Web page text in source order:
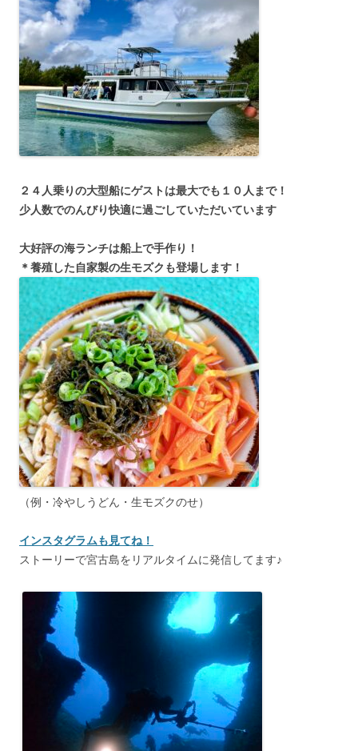
２４人乗りの大型船にゲストは最大でも１０人まで！
少人数でのんびり快適に過ごしていただいています
大好評の海ランチは船上で手作り！
＊養殖した自家製の生モズクも登場します！
（例・冷やしうどん・生モズクのせ）
インスタグラムも見てね！
ストーリーで宮古島をリアルタイムに発信してます♪